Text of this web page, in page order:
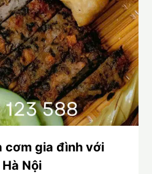
cơm gia đình với
Nội